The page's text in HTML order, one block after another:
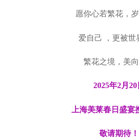
愿你心若繁花，岁
爱自己 ，更被世
繁花之境，美向
2025年2月20
上海美莱春日盛宴
敬请期待！